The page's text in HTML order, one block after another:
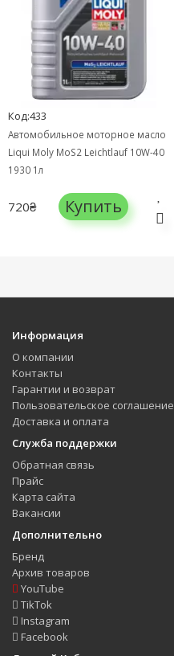
Код:433
Автомобильное моторное масло
Liqui Moly MoS2 Leichtlauf 10W-40
1930 1л
720₴ Купить
Информация
О компании
Контакты
Гарантии и возврат
Пользовательское соглашение
Доставка и оплата
Служба поддержки
Обратная связь
Прайс
Карта сайта
Вакансии
Дополнительно
Бренд
Архив товаров
YouTube
TikTok
Instagram
Facebook